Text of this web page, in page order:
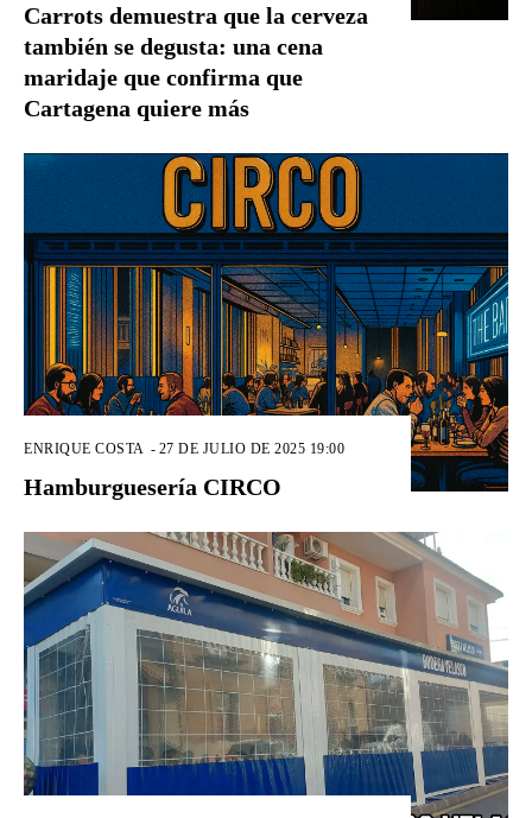
Carrots demuestra que la cerveza
también se degusta: una cena
maridaje que confirma que
Cartagena quiere más
ENRIQUE COSTA - 27 DE JULIO DE 2025 19:00
Hamburguesería CIRCO